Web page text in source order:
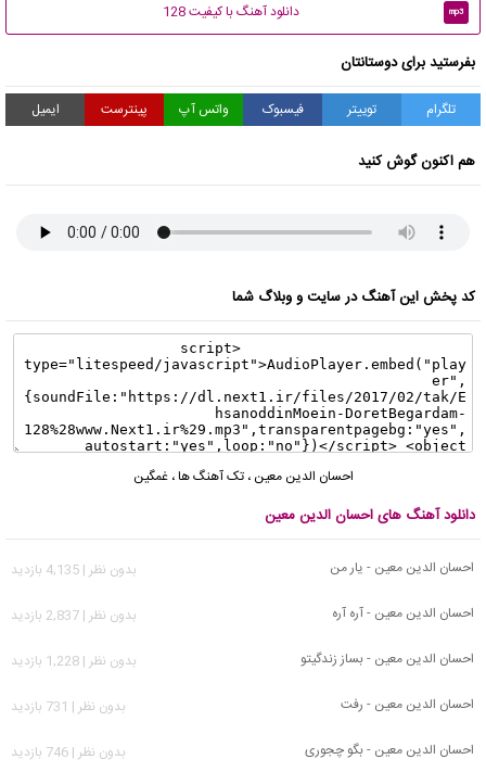
mp3 دانلود آهنگ با کیفیت 128
بفرستید برای دوستانتان
تلگرام توییتر فیسبوک واتس آپ پینترست ایمیل
هم اکنون گوش کنید
کد پخش این آهنگ در سایت و وبلاگ شما
احسان الدین معین ،تک آهنگ ها،غمگین
دانلود آهنگ های احسان الدین معین
احسان الدین معین - یار من
بدون نظر | 4,135 بازدید
احسان الدین معین - آره آره
بدون نظر | 2,837 بازدید
احسان الدین معین - بساز زندگیتو
بدون نظر | 1,228 بازدید
احسان الدین معین - رفت
بدون نظر | 731 بازدید
احسان الدین معین - بگو چجوری
بدون نظر | 746 بازدید